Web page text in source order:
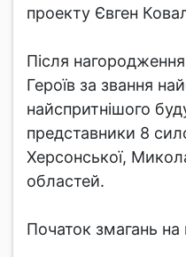
проекту Євген
Після
Героїв за звання
найспритнішого
представники 8
Херсонської,
областей.
Початок змагань